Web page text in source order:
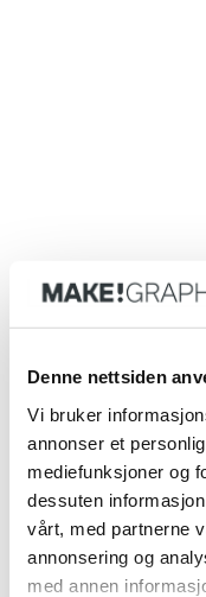
Denne nettsiden
Vi bruker
annonser et
mediefunksjoner og
dessuten
vårt, med partnerne
annonsering og
med annen